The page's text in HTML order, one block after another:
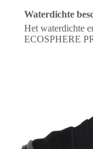
Waterdichte
Het waterdichte
ECOSPHERE